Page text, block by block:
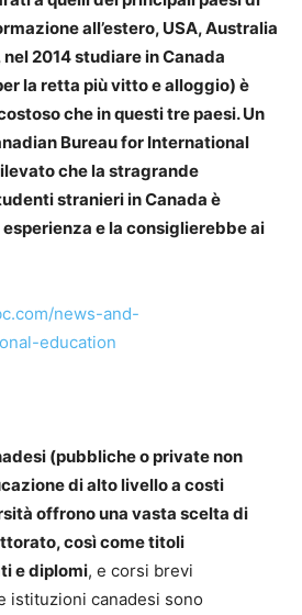
all’estero, USA, Australia
nel 2014 studiare in Canada
la retta più vitto e alloggio) è
che in questi tre paesi. Un
Bureau for International
che la stragrande
stranieri in Canada è
e la consiglierebbe ai
news-and-
education
(pubbliche o private non
di alto livello a costi
offrono una vasta scelta di
così come titoli
e diplomi, e corsi brevi
istituzioni canadesi sono